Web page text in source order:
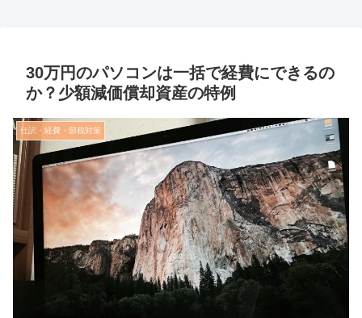
30万円のパソコンは一括で経費にできるの
か？少額減価償却資産の特例
仕訳・経費・節税対策